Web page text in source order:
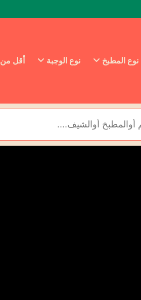
نوع المطبخ نوع الوجبة أقل من ٣٠ دقيقة!